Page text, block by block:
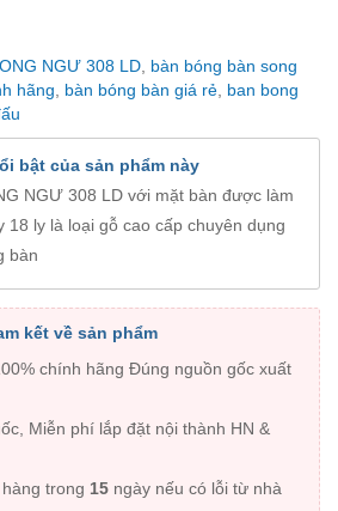
NGƯ 308 LD, bàn bóng bàn song
hãng, bàn bóng bàn giá rẻ, ban bong
bật của sản phẩm này
NGƯ 308 LD với mặt bàn được làm
18 ly là loại gỗ cao cấp chuyên dụng
bàn
kết về sản phẩm
chính hãng Đúng nguồn gốc xuất
Miễn phí lắp đặt nội thành HN &
trong 15 ngày nếu có lỗi từ nhà